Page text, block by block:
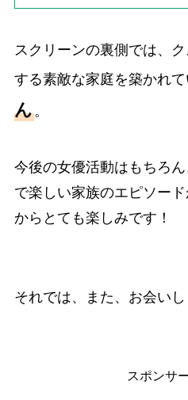
スクリーンの裏側では、
する素敵な家庭を築かれて
ん。
今後の女優活動はもちろ
で楽しい家族のエピソー
からとても楽しみです！
それでは、また、お会いし
スポンサ